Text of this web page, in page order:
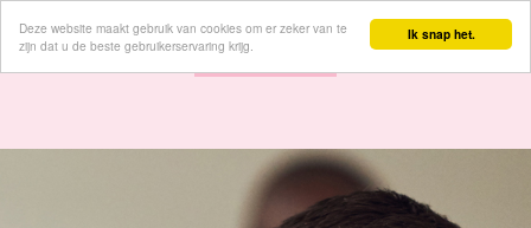
Ik snap het.
Deze website maakt gebruik van cookies om er zeker van te
zijn dat u de beste gebruikerservaring krijg.
Inloggen